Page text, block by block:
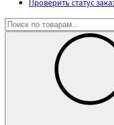
Проверить статус